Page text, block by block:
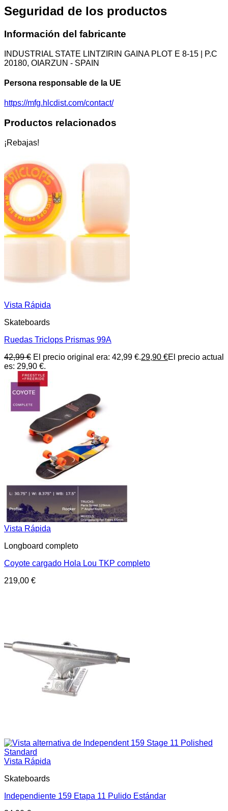
Seguridad de los productos
Información del fabricante
INDUSTRIAL STATE LINTZIRIN GAINA PLOT E 8-15 | P.C
20180, OIARZUN - SPAIN
Persona responsable de la UE
https://mfg.hlcdist.com/contact/
Productos relacionados
¡Rebajas!
Vista Rápida
Skateboards
Ruedas Triclops Prismas 99A
42,99€ El precio original era: 42,99 €.29,90 €El precio actual
es: 29,90 €.
Vista Rápida
Longboard completo
Coyote cargado Hola Lou TKP completo
219,00 €
Vista Rápida
Skateboards
Independiente 159 Etapa 11 Pulido Estándar